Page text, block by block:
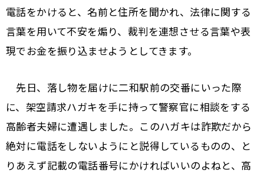
電話をかけると、名前と住所を聞かれ、法律に関する
言葉を用いて不安を煽り、裁判を連想させる言葉や表
現でお金を振り込ませようとしてきます。
先日、落し物を届けに二和駅前の交番にいった際
に、架空請求ハガキを手に持って警察官に相談をする
高齢者夫婦に遭遇しました。このハガキは詐欺だから
絶対に電話をしないようにと説得しているものの、と
りあえず記載の電話番号にかければいいのよねと、高